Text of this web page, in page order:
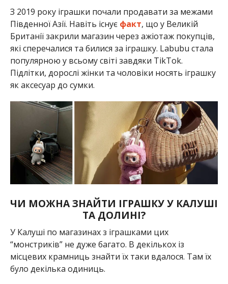
З 2019 року іграшки почали продавати за межами
Південної Азії. Навіть існує факт, що у Великій
Британії закрили магазин через ажіотаж покупців,
які сперечалися та билися за іграшку. Labubu стала
популярною у всьому світі завдяки TikTok.
Підлітки, дорослі жінки та чоловіки носять іграшку
як аксесуар до сумки.
ЧИ МОЖНА ЗНАЙТИ ІГРАШКУ У КАЛУШІ
ТА ДОЛИНІ?
У Калуші по магазинах з іграшками цих
“монстриків” не дуже багато. В декількох із
місцевих крамниць знайти їх таки вдалося. Там їх
було декілька одиниць.